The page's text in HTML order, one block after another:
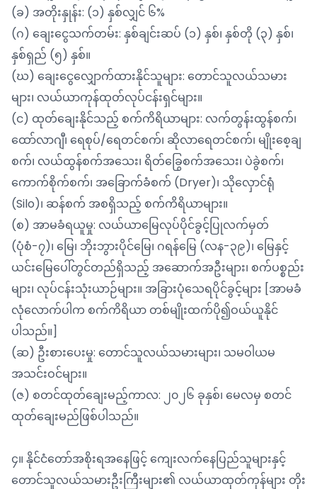
(ခ) အတိုးနှုန်း: (၁) နှစ်လျှင် ၆%
(ဂ) ချေးငွေသက်တမ်း: နှစ်ချင်းဆပ် (၁) နှစ်၊ နှစ်တို (၃) နှစ်၊
နှစ်ရှည် (၅) နှစ်။
(ဃ) ချေးငွေလျှောက်ထားနိုင်သူများ: တောင်သူလယ်သမား
များ၊ လယ်ယာကုန်ထုတ်လုပ်ငန်းရှင်များ။
(င) ထုတ်ချေးနိုင်သည့် စက်ကိရိယာများ: လက်တွန်းထွန်စက်၊
ထော်လာဂျီ၊ ရေစုပ်/ရေတင်စက်၊ ဆိုလာရေတင်စက်၊ မျိုးစေ့ချ
စက်၊ လယ်ထွန်စက်အသေး၊ ရိတ်ခြွေစက်အသေး၊ ပဲခွဲစက်၊
ကောက်စိုက်စက်၊ အခြောက်ခံစက် (Dryer)၊ သိုလှောင်ရုံ
(Silo)၊ ဆန်စက် အစရှိသည့် စက်ကိရိယာများ။
(စ) အာမခံရယူမှု: လယ်ယာမြေလုပ်ပိုင်ခွင့်ပြုလက်မှတ်
(ပုံစံ-၇)၊ မြေ၊ ဘိုးဘွားပိုင်မြေ၊ ဂရန်မြေ (လန-၃၉)၊ မြေနှင့်
ယင်းမြေပေါ်တွင်တည်ရှိသည့် အဆောက်အဦးများ၊ စက်ပစ္စည်း
များ၊ လုပ်ငန်းသုံးယာဉ်များ။ အခြားပုံသေရပိုင်ခွင့်များ [အာမခံ
လုံလောက်ပါက စက်ကိရိယာ တစ်မျိုးထက်ပို၍ဝယ်ယူနိုင်
ပါသည်။]
(ဆ) ဦးစားပေးမှု: တောင်သူလယ်သမားများ၊ သမဝါယမ
အသင်းဝင်များ။
(ဇ) စတင်ထုတ်ချေးမည့်ကာလ: ၂၀၂၆ ခုနှစ်၊ မေလမှ စတင်
ထုတ်ချေးမည်ဖြစ်ပါသည်။
၄။ နိုင်ငံတော်အစိုးရအနေဖြင့် ကျေးလက်နေပြည်သူများနှင့်
တောင်သူလယ်သမားဦးကြီးများ၏ လယ်ယာထုတ်ကုန်များ တိုး